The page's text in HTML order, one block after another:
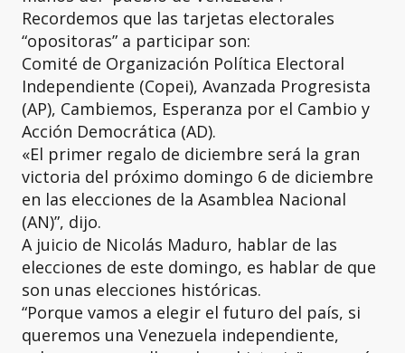
Recordemos que las tarjetas electorales
“opositoras” a participar son:
Comité de Organización Política Electoral
Independiente (Copei), Avanzada Progresista
(AP), Cambiemos, Esperanza por el Cambio y
Acción Democrática (AD).
«El primer regalo de diciembre será la gran
victoria del próximo domingo 6 de diciembre
en las elecciones de la Asamblea Nacional
(AN)”, dijo.
A juicio de Nicolás Maduro, hablar de las
elecciones de este domingo, es hablar de que
son unas elecciones históricas.
“Porque vamos a elegir el futuro del país, si
queremos una Venezuela independiente,